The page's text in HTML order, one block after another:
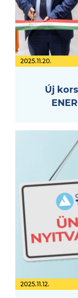
2025.11.20.
Új
2025.11.12.